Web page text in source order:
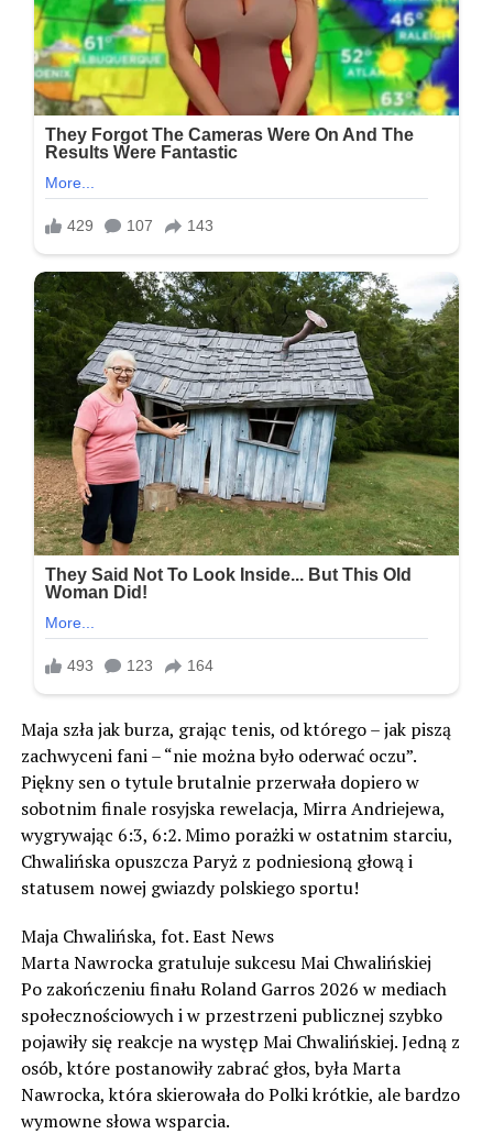
Maja szła jak burza, grając tenis, od którego – jak piszą
zachwyceni fani – “nie można było oderwać oczu”.
Piękny sen o tytule brutalnie przerwała dopiero w
sobotnim finale rosyjska rewelacja, Mirra Andriejewa,
wygrywając 6:3, 6:2. Mimo porażki w ostatnim starciu,
Chwalińska opuszcza Paryż z podniesioną głową i
statusem nowej gwiazdy polskiego sportu!
Maja Chwalińska, fot. East News
Marta Nawrocka gratuluje sukcesu Mai Chwalińskiej
Po zakończeniu finału Roland Garros 2026 w mediach
społecznościowych i w przestrzeni publicznej szybko
pojawiły się reakcje na występ Mai Chwalińskiej. Jedną z
osób, które postanowiły zabrać głos, była Marta
Nawrocka, która skierowała do Polki krótkie, ale bardzo
wymowne słowa wsparcia.